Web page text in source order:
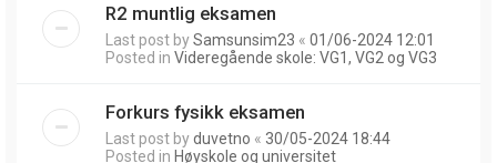
R2 muntlig eksamen
Last post bySamsunsim23 « 01/06-2024 12:01
Posted in Videregående skole: VG1, VG2 og VG3
Forkurs fysikk eksamen
Last post byduvetno « 30/05-2024 18:44
Posted in Høyskole og universitet